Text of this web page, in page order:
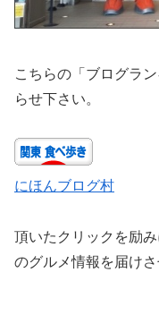
こちらの「ブログラ
らせ下さい。
にほんブログ村
頂いたクリックを励
のグルメ情報を届け